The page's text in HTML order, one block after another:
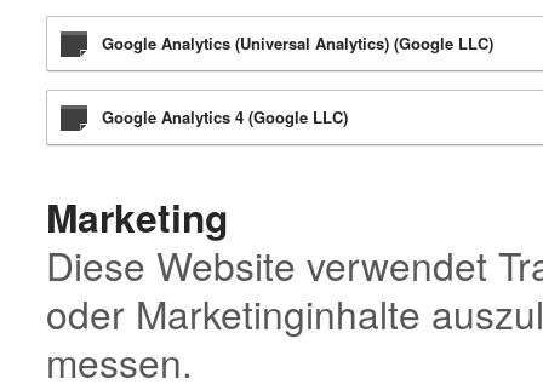
Google Analytics (Universal Analytics) (Google LLC)
Google Analytics 4 (Google LLC)
Marketing
Diese Website verwendet
oder Marketinginhalte
messen.